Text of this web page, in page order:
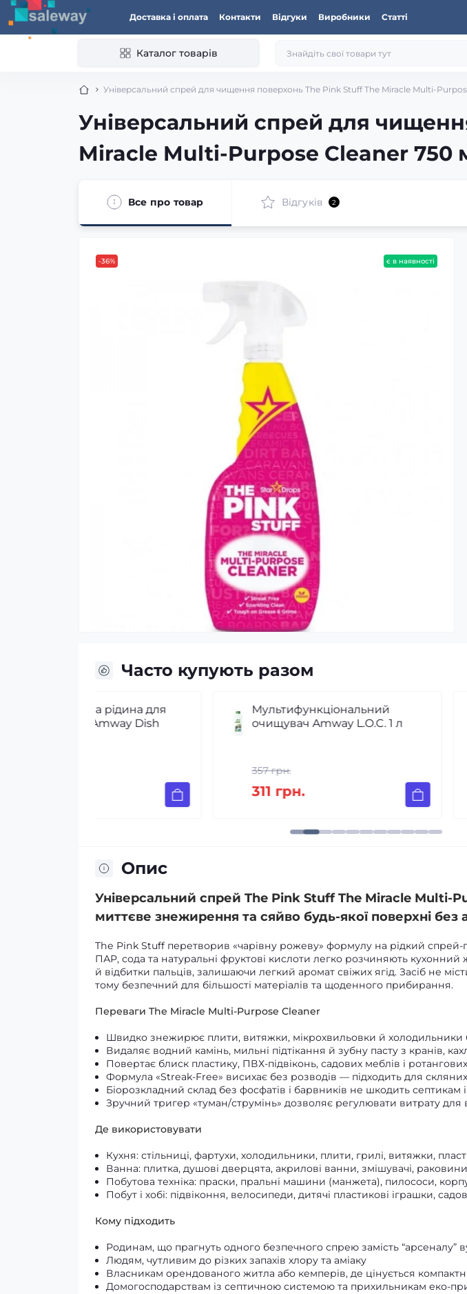
Доставка і оплата Контакти Відгуки Виробники Статті
Каталог товарів
Універсальний спрей для чищення поверхонь The Pink Stuff The Miracle Multi-
Універсальний спрей для
Miracle Multi-Purpose Cleaner 750
Все про товар Відгуків 2
-36% є в наявності
Часто купують разом
Мультифункціональний
очищувач Amway L.O.C. 1 л
311 грн.
Очищувач для
Home 500 мл
365 грн.
Опис
Універсальний спрей The Pink Stuff The Miracle
миттєве знежирення та сяйво будь‑якої поверхні без
The Pink Stuff перетворив «чарівну рожеву» формулу на рідкий
ПАР, сода та натуральні фруктові кислоти легко розчиняють
й відбитки пальців, залишаючи легкий аромат свіжих ягід. Засіб не
тому безпечний для більшості матеріалів та щоденного прибирання.
Переваги The Miracle Multi‑Purpose Cleaner
Швидко знежирює плити, витяжки, мікрохвильовки й холодильники
Видаляє водний камінь, мильні підтікання й зубну пасту з кранів,
Повертає блиск пластику, ПВХ‑підвіконь, садових меблів і
Формула «Streak‑Free» висихає без розводів — підходить для
Біорозкладний склад без фосфатів і барвників не шкодить септикам
Зручний тригер «туман/струмінь» дозволяє регулювати витрату
Де використовувати
Кухня: стільниці, фартухи, холодильники, плити, грилі, витяжки,
Ванна: плитка, душові дверцята, акрилові ванни, змішувачі,
Побутова техніка: праски, пральні машини (манжета), пилососи,
Побут і хобі: підвіконня, велосипеди, дитячі пластикові іграшки,
Кому підходить
Родинам, що прагнуть одного безпечного спрею замість “арсеналу”
Людям, чутливим до різких запахів хлору та аміаку
Власникам орендованого житла або кемперів, де цінується
Домогосподарствам із септичною системою та прихильникам